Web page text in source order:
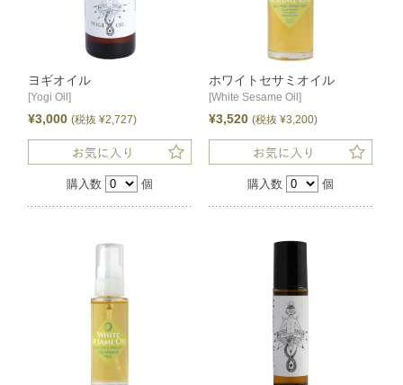
ヨギオイル
[Yogi Oil]
¥3,000 (税抜 ¥2,727)
購入数 個
ホワイトセサミオイル
[White Sesame Oil]
¥3,520 (税抜 ¥3,200)
購入数 個